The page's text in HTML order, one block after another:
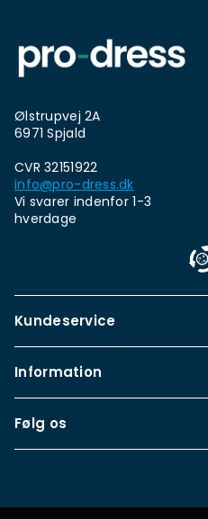
Ølstrupvej 2A
6971 Spjald
CVR 32151922
info@pro-dress.dk
Vi svarer indenfor 1-3
hverdage
Kundeservice
Information
Følg os